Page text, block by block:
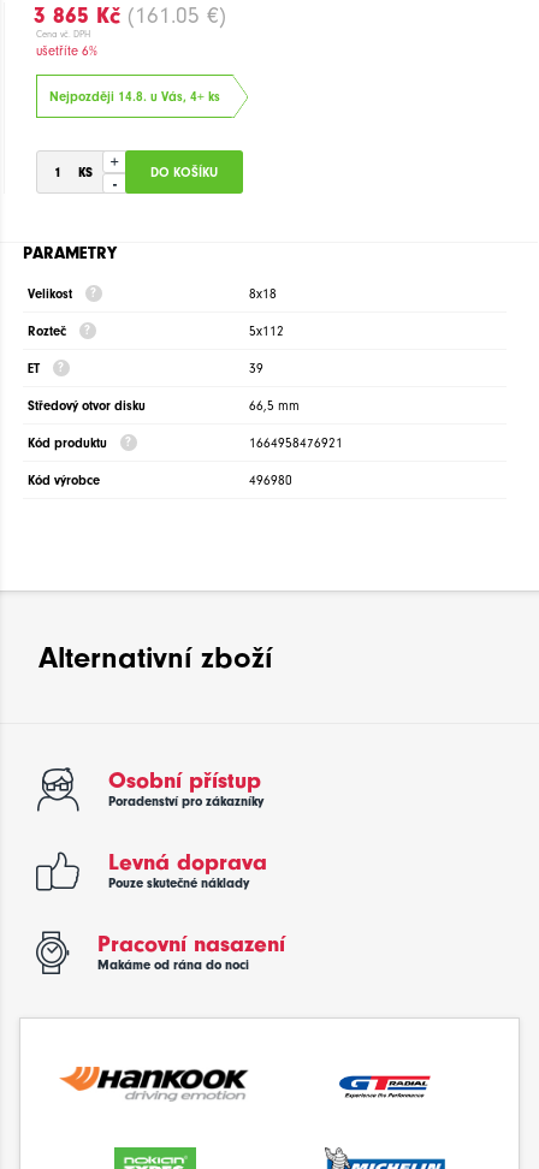
3 865 Kč (161.05 €)
Cena vč. DPH
ušetříte 6%
Nejpozději 14.8. u Vás, 4+ ks
+
-
PARAMETRY
Velikost 8x18
Rozteč 5x112
ET 39
Středový otvor disku 66,5 mm
Kód produktu 1664958476921
Kód výrobce 496980
Alternativní zboží
Osobní přístup
Poradenství pro zákazníky
Levná doprava
Pouze skutečné náklady
Pracovní nasazení
Makáme od rána do noci